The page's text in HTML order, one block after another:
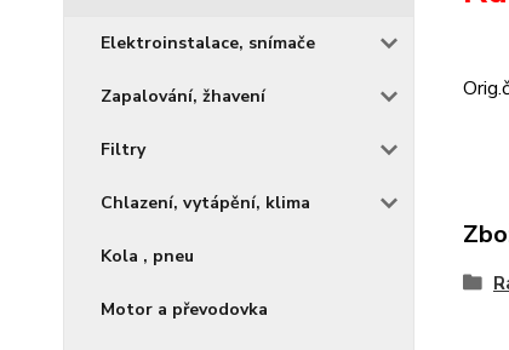
Elektroinstalace, snímače
Zapalování, žhavení
Filtry
Chlazení, vytápění, klima
Kola , pneu
Motor a převodovka